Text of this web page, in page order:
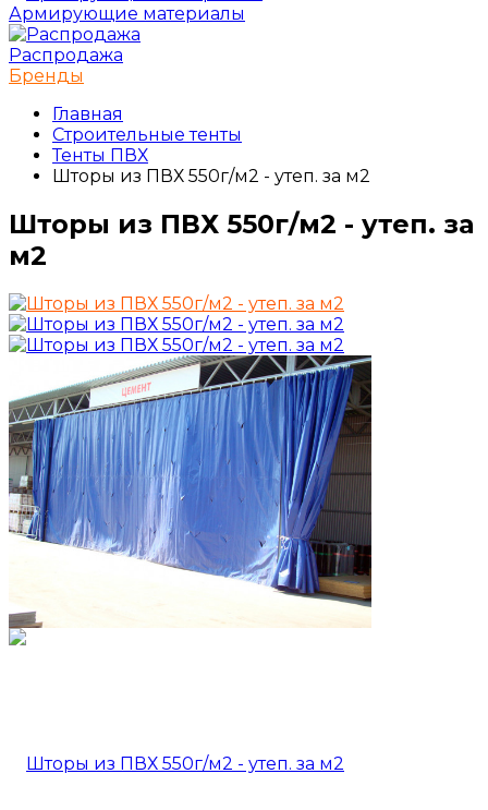
Армирующие материалы
Распродажа
Бренды
Главная
Строительные тенты
Тенты ПВХ
Шторы из ПВХ 550г/м2 - утеп. за м2
Шторы из ПВХ 550г/м2 - утеп. за
м2